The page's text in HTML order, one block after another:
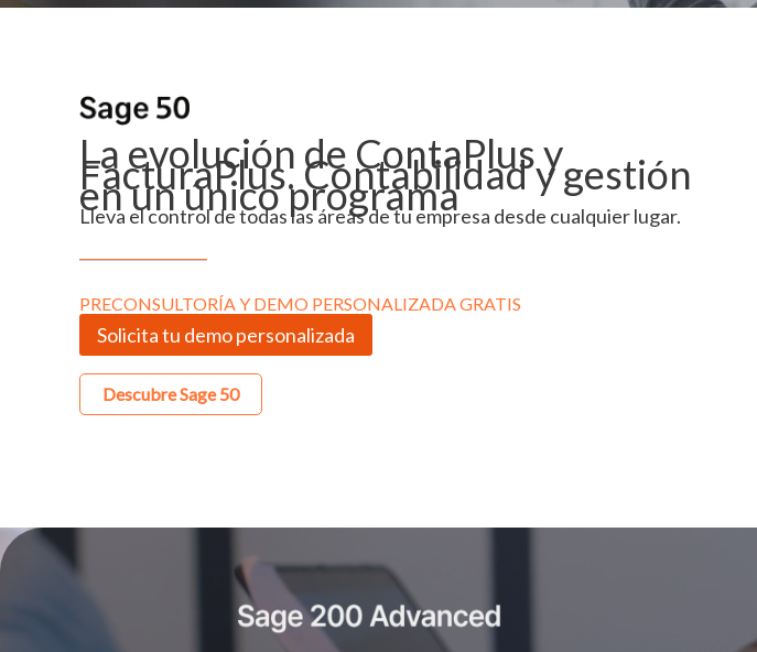
La evolución de ContaPlus y
FacturaPlus. Contabilidad y gestión
en un único programa
Lleva el control de todas las áreas de tu empresa desde cualquier lugar.
PRECONSULTORÍA Y DEMO PERSONALIZADA GRATIS
Solicita tu demo personalizada
Descubre Sage 50